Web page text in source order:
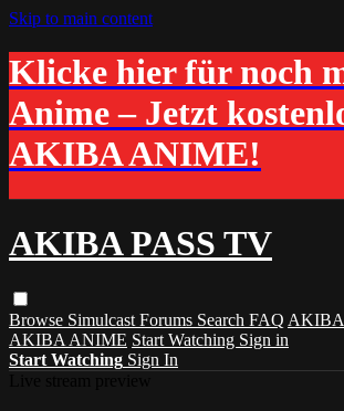
Skip to main content
Klicke hier für noch
Anime – Jetzt
AKIBA ANIME!
AKIBA PASS TV
Browse Simulcast Forums Search FAQ AKIBA
AKIBA ANIME Start Watching Sign in
Start Watching Sign In